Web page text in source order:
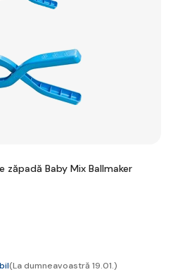
Baby Mix Ballmaker
(La dumneavoastră 19.01.)